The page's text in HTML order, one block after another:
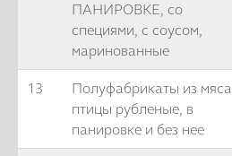
ПАНИРОВКЕ, со
специями, с соусом,
маринованные
13
Полуфабрикаты из мяса
птицы рубленые, в
панировке и без нее